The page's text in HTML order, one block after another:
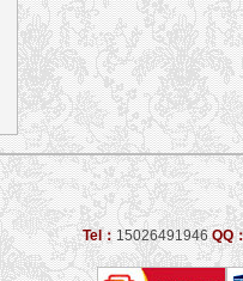
Tel：15026491946QQ